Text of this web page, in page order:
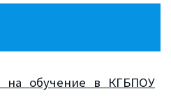
на обучение в КГБПОУ